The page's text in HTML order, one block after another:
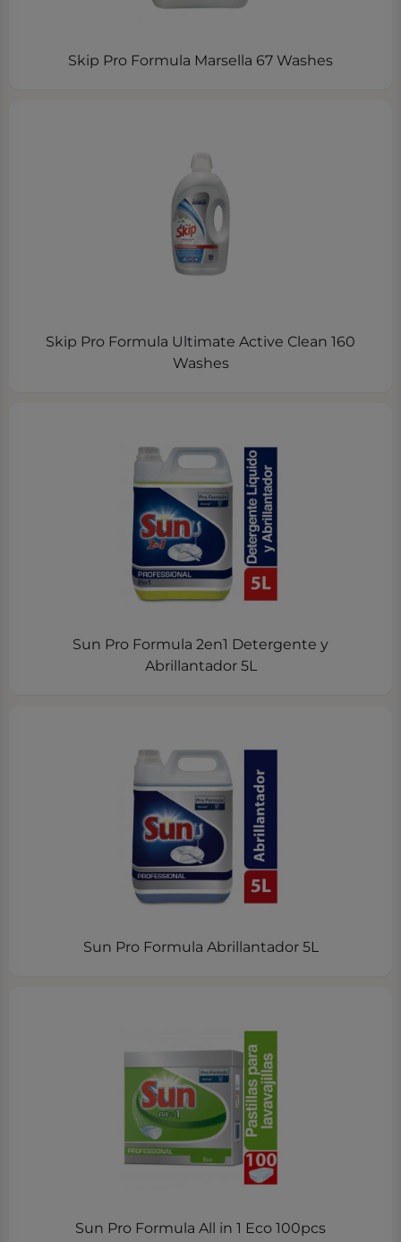
Skip Pro Formula Marsella 67 Washes
Skip Pro Formula Ultimate Active Clean 160
Washes
Sun Pro Formula 2en1 Detergente y
Abrillantador 5L
Sun Pro Formula Abrillantador 5L
Sun Pro Formula All in 1 Eco 100pcs